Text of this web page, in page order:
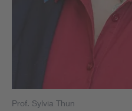
Prof. Sylvia Thun